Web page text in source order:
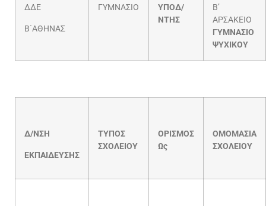
ΔΔΕ
Β΄ΑΘΗΝΑΣ
ΓΥΜΝΑΣΙΟ
ΥΠΟΔ/
ΝΤΗΣ
Β’
ΑΡΣΑΚΕΙΟ
ΓΥΜΝΑΣΙΟ
ΨΥΧΙΚΟΥ
Δ/ΝΣΗ
ΕΚΠΑΙΔΕΥΣΗΣ
ΤΥΠΟΣ
ΣΧΟΛΕΙΟΥ
ΟΡΙΣΜΟΣ
Ως
ΟΜΟΜΑΣΙΑ
ΣΧΟΛΕΙΟΥ